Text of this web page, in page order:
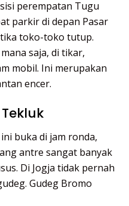
perempatan Tugu
parkir di depan Pasar
toko-toko tutup.
saja, di tikar,
mobil. Ini merupakan
encer.
buka di jam ronda,
antre sangat banyak
Di Jogja tidak pernah
Gudeg Bromo